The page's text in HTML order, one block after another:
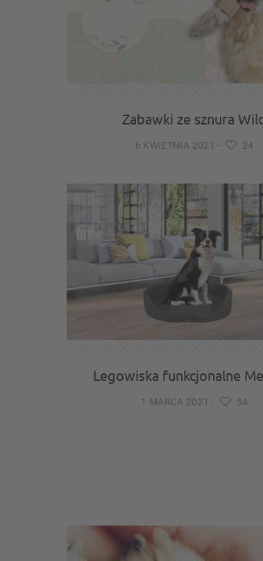
Zabawki ze sznura
6 KWIETNIA 2021- 24
Legowiska funkcjonalne
1 MARCA 2021 - 54